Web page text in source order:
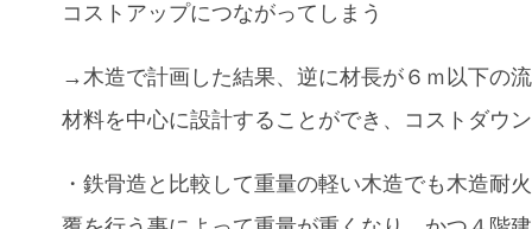
コストアップにつながってしまう
→木造で計画した結果、逆に材長が６ｍ以下の
材料を中心に設計することができ、コストダウ
・鉄骨造と比較して重量の軽い木造でも木造耐